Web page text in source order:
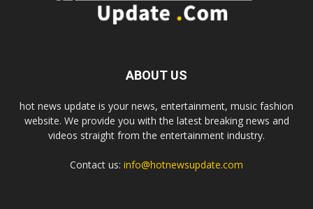
ABOUT US
hot news update is your news, entertainment, music fashion
website. We provide you with the latest breaking news and
videos straight from the entertainment industry.
Contact us: info@hotnewsupdate.com